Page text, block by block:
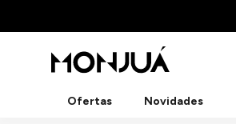
Ofertas Novidades